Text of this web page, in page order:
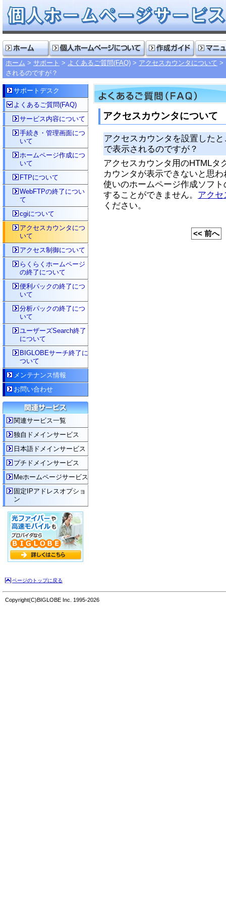
ホーム サポート よくあるご質問(FAQ) アクセスカウンタについて
されるのですが？
アクセスカウンタについて
アクセスカウンタを設置した
で表示されるのですが？
アクセスカウンタ用のHTMLタ
カウンタが表示できないと思
使いのホームページ作成ソフ
することができません。 アクセ
ください。
<< 前へ
サポートデスク
よくあるご質問(FAQ)
サービス内容について
手続き・管理画面につ
いて
ホームページ作成につ
いて
FTPについて
WebFTPの終了につい
て
cgiについて
アクセスカウンタにつ
いて
アクセス制御について
らくらくホームページ
の終了について
便利パックの終了につ
いて
分析パックの終了につ
いて
ユーザーズSearch終了
について
BIGLOBEサーチ終了に
ついて
メンテナンス情報
お問い合わせ
関連サービス一覧
独自ドメインサービス
日本語ドメインサービス
プチドメインサービス
Meホームページサービス
固定IPアドレスオプショ
ン
ページのトップに戻る
Copyright(C)BIGLOBE Inc. 1995-2026